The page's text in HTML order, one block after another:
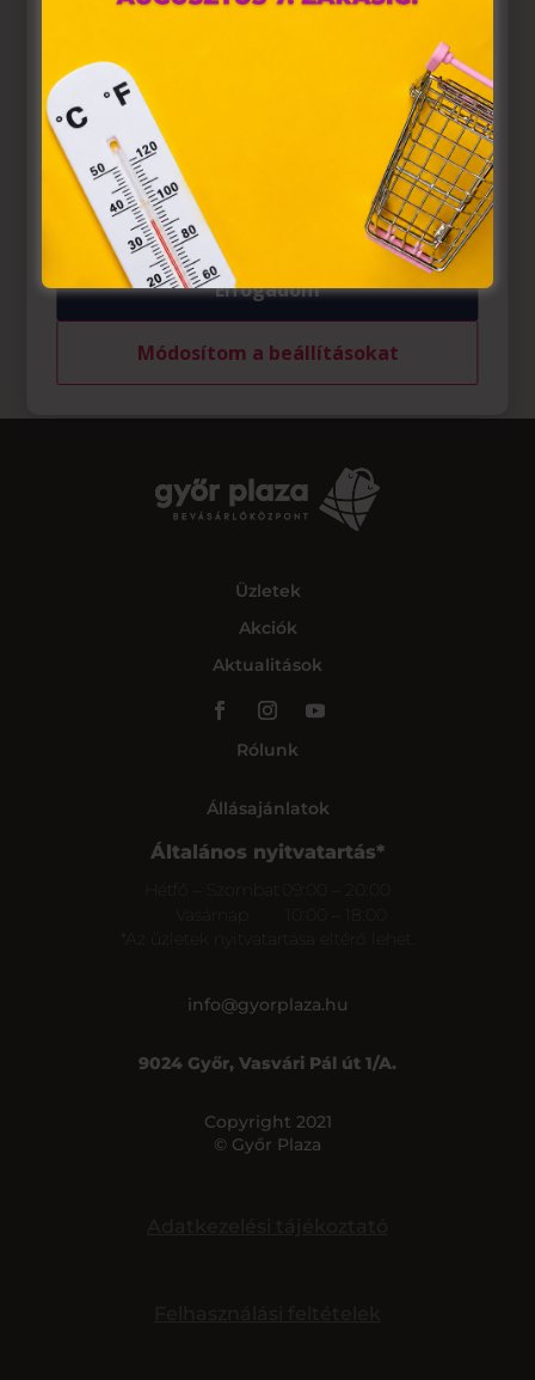
Üzletek
Akciók
Aktualitások
Rólunk
Állásajánlatok
Általános nyitvatartás*
*Az üzletek nyitvatartása eltérő lehet.
info@gyorplaza.hu
9024 Győr, Vasvári Pál út 1/A.
Copyright 2021
© Győr Plaza
A „sütiket" az elektronikus hírközlésről szóló 2003. évi C.
törvény, az elektronikus kereskedelmi szolgáltatások, az
információs társadalommal összefüggő szolgáltatások
egyes kérdéseiről szóló 2001. évi CVIII. törvény, valamint
az Európai Unió előírásainak megfelelően használjuk.
Azon weblapoknak, melyek az Európai Unió országain
belül működnek, a „sütik" használatához, és ezeknek a
felhasználó számítógépén vagy egyéb eszközén történő
tárolásához a felhasználók hozzájárulását kell kérniük.
Elfogadom
Módosítom a beállításokat